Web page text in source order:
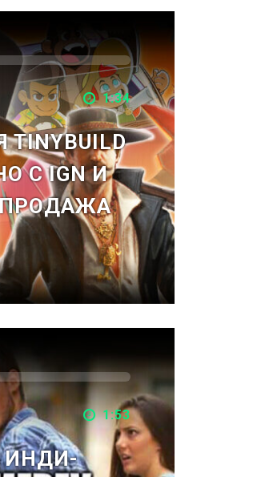
1:34
С IGN И
1:53
ИНДИ-